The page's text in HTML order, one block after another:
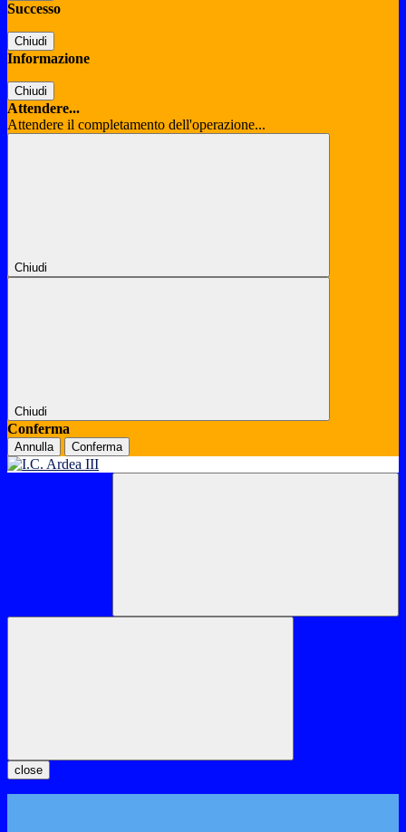
Successo
Chiudi
Informazione
Chiudi
Attendere...
Attendere il completamento dell'operazione...
Chiudi
Chiudi
Conferma
Annulla Conferma
close